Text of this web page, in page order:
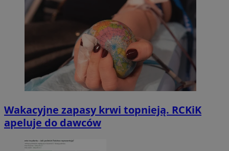
Wakacyjne zapasy krwi topnieją. RCKiK
apeluje do dawców